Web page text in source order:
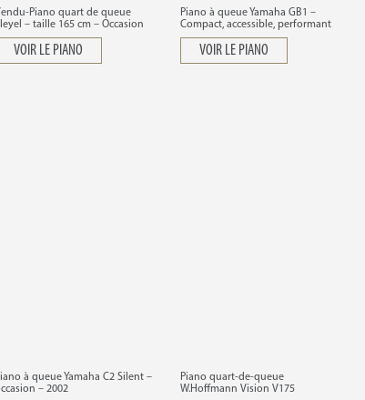
Piano quart de queue
– taille 165 cm – Occasion
VOIR LE PIANO
Piano à queue Yamaha GB1 –
Compact, accessible, performant
VOIR LE PIANO
à queue Yamaha C2 Silent –
– 2002
Piano quart-de-queue
W.Hoffmann Vision V175